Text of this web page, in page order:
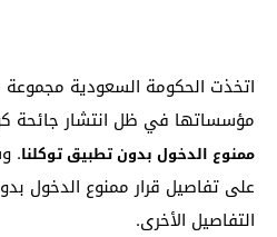
اتخذت الحكومة السعودية مجموعة
مؤسساتها في ظل انتشار جائحة
ممنوع الدخول بدون تطبيق توكلنا.
على تفاصيل قرار ممنوع الدخول
التفاصيل الأخرى.